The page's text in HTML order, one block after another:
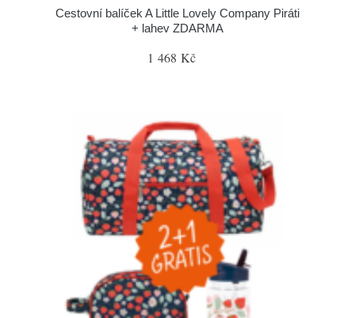
Cestovní balíček A Little Lovely Company Piráti
+ lahev ZDARMA
1 468 Kč